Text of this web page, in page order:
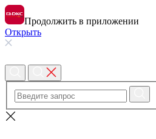
Продолжить в приложении
Открыть